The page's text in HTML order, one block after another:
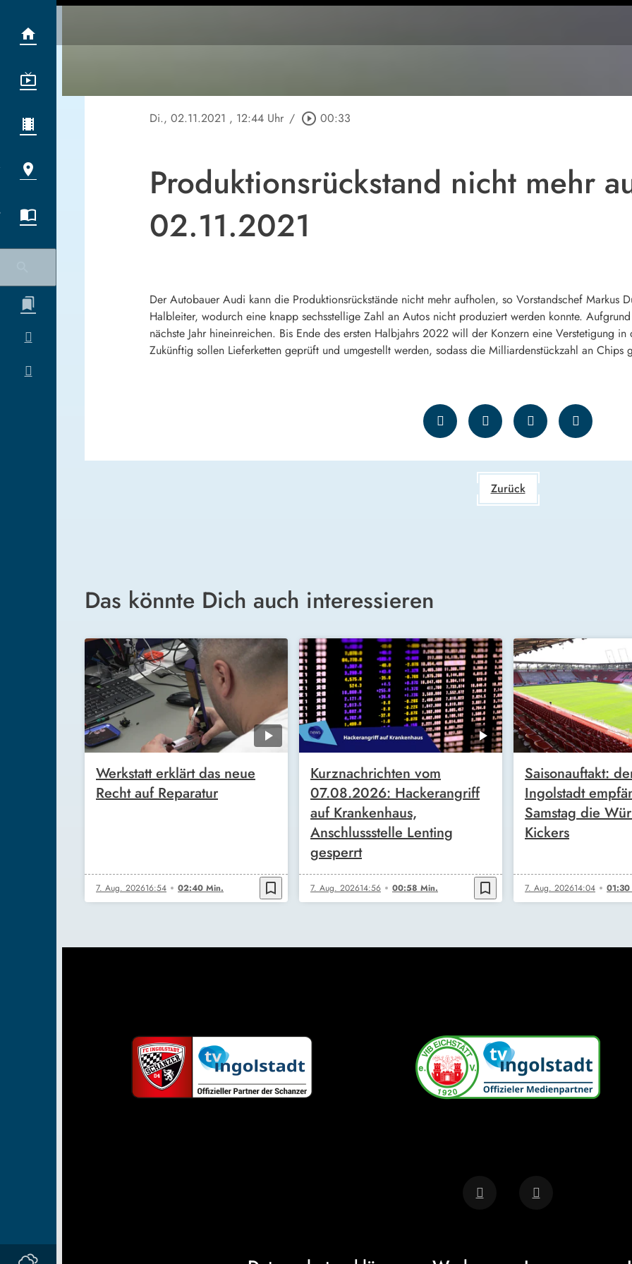
Di., 02.11.2021 , 12:44 Uhr / play_circle_outline 00:33
Produktionsrückstand nicht mehr
02.11.2021
Der Autobauer Audi kann die Produktionsrückstände nicht mehr aufholen, so Vorstandschef Markus
Halbleiter, wodurch eine knapp sechsstellige Zahl an Autos nicht produziert werden konnte.
nächste Jahr hineinreichen. Bis Ende des ersten Halbjahrs 2022 will der Konzern eine Verstetigung
Zukünftig sollen Lieferketten geprüft und umgestellt werden, sodass die Milliardenstückzahl an Chips
Zurück
Das könnte Dich auch interessieren
Werkstatt erklärt das neue
Recht auf Reparatur
7. Aug. 202616:54 02:40 Min. bookmark_border
Kurznachrichten vom
07.08.2026: Hackerangriff
auf Krankenhaus,
Anschlussstelle Lenting
gesperrt
7. Aug. 202614:56 00:58 Min. bookmark_border
Saisonauftakt:
Ingolstadt
Samstag die
Kickers
7. Aug. 202614:04 01:30